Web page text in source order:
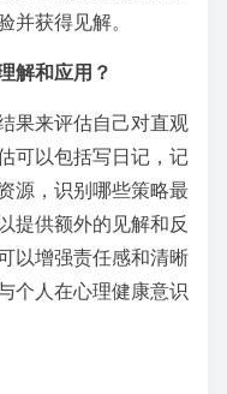
并获得见解。
解和应用？
果来评估自己对直观
可以包括写日记，记
源，识别哪些策略最
提供额外的见解和反
以增强责任感和清晰
个人在心理健康意识